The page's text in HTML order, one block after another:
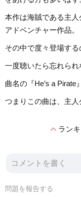
本作は海賊である主
アドベンチャー作品。
その中で度々登場する
一度聴いたら忘れられ
曲名の『He’s a Pirate
つまりこの曲は、主人
expand_lessラン
問題を報告する